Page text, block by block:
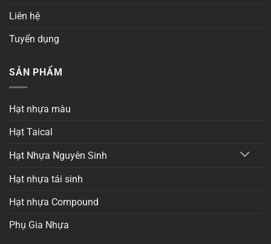
Liên hệ
Tuyển dụng
SẢN PHẨM
Hạt nhựa màu
Hạt Taical
Hạt Nhựa Nguyên Sinh
Hạt nhựa tái sinh
Hạt nhựa Compound
Phụ Gia Nhựa